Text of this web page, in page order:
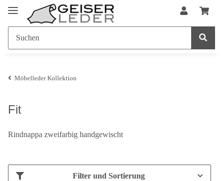
Möbelleder Kollektion
Fit
Rindnappa zweifarbig handgewischt
Filter und Sortierung